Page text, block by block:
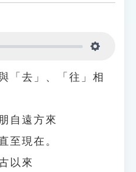
「去」、「往」相
自遠方來
至現在。
以來